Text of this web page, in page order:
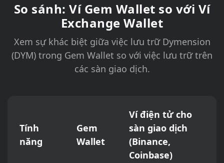
So sánh: Ví Gem Wallet so với Ví
Exchange Wallet
Xem sự khác biệt giữa việc lưu trữ Dymension
(DYM) trong Gem Wallet so với việc lưu trữ trên
các sàn giao dịch.
Tính
năng
Gem
Wallet
Ví điện tử cho
sàn giao dịch
(Binance,
Coinbase)